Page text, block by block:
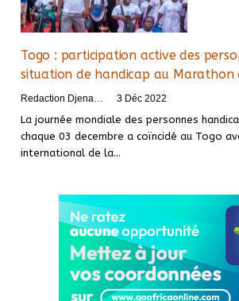
Togo : participation active des
situation de handicap au Marathon
Redaction DjenaSport 3 Déc 2022
La journée mondiale des personnes
chaque 03 decembre a coïncidé au Togo
international de la…